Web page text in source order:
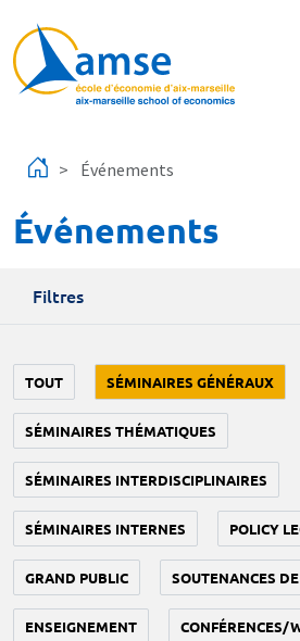
Événements
Événements
Filtres
TOUT SÉMINAIRES GÉNÉRAUX
SÉMINAIRES THÉMATIQUES
SÉMINAIRES INTERDISCIPLINAIRES
SÉMINAIRES INTERNES POLICY
GRAND PUBLIC SOUTENANCES
ENSEIGNEMENT CONFÉRENCES/